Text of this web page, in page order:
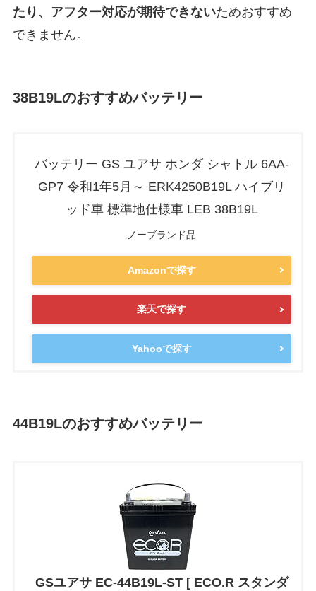
たり、アフター対応が期待できないためおすすめ
できません。
38B19Lのおすすめバッテリー
バッテリー GS ユアサ ホンダ シャトル 6AA-
GP7 令和1年5月～ ERK4250B19L ハイブリ
ッド車 標準地仕様車 LEB 38B19L
ノーブランド品
Amazonで探す
楽天で探す
Yahooで探す
44B19Lのおすすめバッテリー
GSユアサ EC-44B19L-ST [ ECO.R スタンダ